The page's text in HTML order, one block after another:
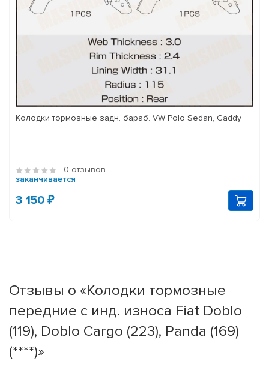
Колодки тормозные задн. бараб. VW Polo Sedan, Caddy
0 отзывов
заканчивается
3 150 ₽
Отзывы о «Колодки тормозные
передние с инд. износа Fiat Doblo
(119), Doblo Cargo (223), Panda (169)
(****)»